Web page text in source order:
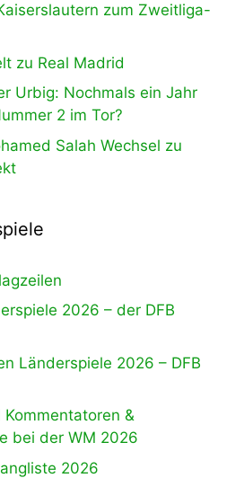
zum Zweitliga-
zu Real Madrid
Urbig: Nochmals ein Jahr
2 im Tor?
Salah Wechsel zu
2026 – der DFB
Länderspiele 2026 – DFB
Kommentatoren &
bei der WM 2026
2026